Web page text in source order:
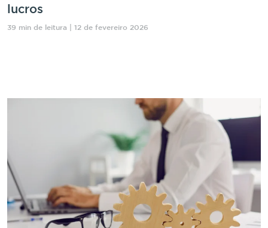
lucros
39 min de leitura | 12 de fevereiro 2026